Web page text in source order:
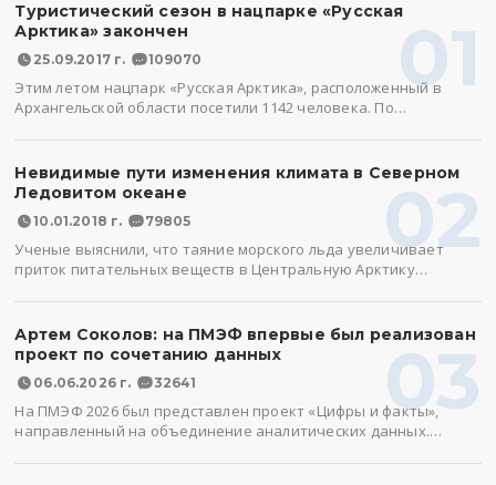
01
Туристический сезон в нацпарке «Русская
Арктика» закончен
25.09.2017 г. 109070
Этим летом нацпарк «Русская Арктика», расположенный в
Архангельской области посетили 1142 человека. По…
02
Невидимые пути изменения климата в Северном
Ледовитом океане
10.01.2018 г. 79805
Ученые выяснили, что таяние морского льда увеличивает
приток питательных веществ в Центральную Арктику…
03
Артем Соколов: на ПМЭФ впервые был реализован
проект по сочетанию данных
06.06.2026 г. 32641
На ПМЭФ 2026 был представлен проект «Цифры и факты»,
направленный на объединение аналитических данных.…